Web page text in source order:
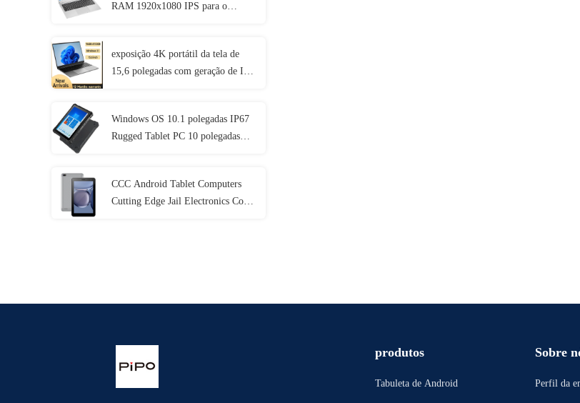
RAM 1920x1080 IPS para o
exposição 4K portátil da tela de
15,6 polegadas com geração de I3
Windows OS 10.1 polegadas IP67
Rugged Tablet PC 10 polegadas
CCC Android Tablet Computers
Cutting Edge Jail Electronics Com
produtos
Tabuleta de Android
Sobre
Perfil da